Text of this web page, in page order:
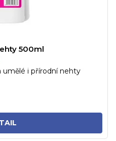
500ml
umělé i přírodní nehty